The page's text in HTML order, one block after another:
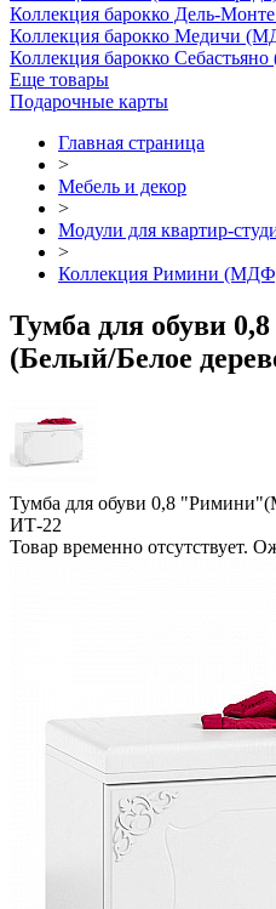
Коллекция барокко Дель-
Коллекция барокко Медичи
Коллекция барокко
Еще товары
Подарочные карты
Главная страница
>
Мебель и декор
>
Модули для квартир-
>
Коллекция Римини
Тумба для обуви
(Белый/Белое
Тумба для обуви 0,8
ИТ-22
Товар временно отсутствует.